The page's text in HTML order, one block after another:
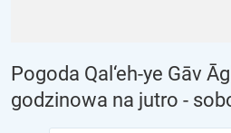
Pogoda Qal‘eh-ye Gāv
godzinowa na jutro -